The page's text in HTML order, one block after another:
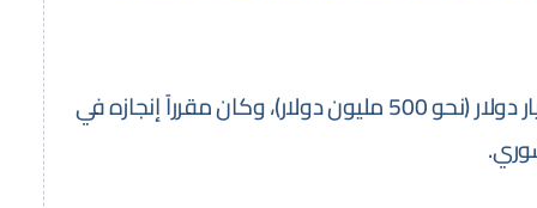
تعود انطلاقته إلى عام 2007 بكلفة تجاوزت نصف مليار دولار (نحو 500 مليون دولار)، وكان مقرراً إنجازه في